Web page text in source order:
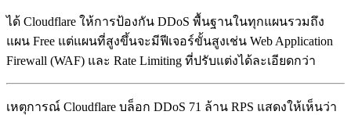
ได้ Cloudflare ให้การป้องกัน DDoS พื้นฐานในทุกแผนรวมถึง
แผน Free แต่แผนที่สูงขึ้นจะมีฟีเจอร์ขั้นสูงเช่น Web Application
Firewall (WAF) และ Rate Limiting ที่ปรับแต่งได้ละเอียดกว่า
เหตุการณ์ Cloudflare บล็อก DDoS 71 ล้าน RPS แสดงให้เห็นว่า